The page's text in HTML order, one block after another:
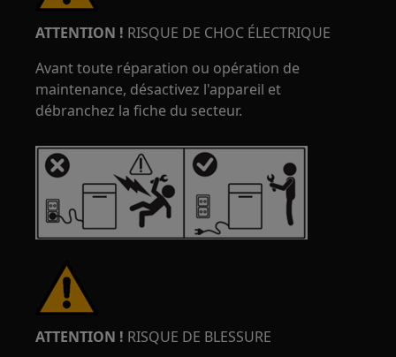
ATTENTION ! RISQUE DE CHOC ÉLECTRIQUE
Avant toute réparation ou opération de
maintenance, désactivez l'appareil et
débranchez la fiche du secteur.
ATTENTION ! RISQUE DE BLESSURE